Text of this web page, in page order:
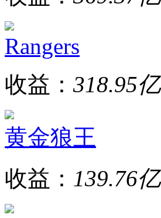
Rangers
收益： 318.95亿
黄金狼王
收益： 139.76亿